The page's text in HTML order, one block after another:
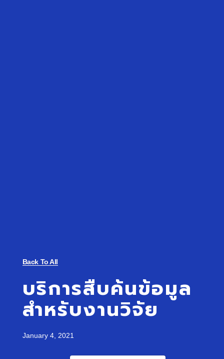
Back To All
บริการสืบค้นข้อมูล
สำหรับงานวิจัย
January 4, 2021